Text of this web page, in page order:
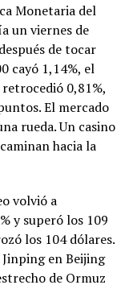
Monetaria del
un viernes de
de tocar
cayó 1,14%, el
0,81%,
El mercado
rueda. Un casino
hacia la
volvió a
y superó los 109
los 104 dólares.
en Beijing
de Ormuz